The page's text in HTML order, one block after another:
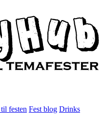
festen Fest blog Drinks